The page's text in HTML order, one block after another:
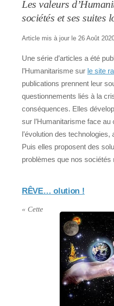
Les valeurs
sociétés et ses suites
Article mis à jour le 26 Août
Une série d’articles a été
l’Humanitarisme sur le site
publications prennent leur
questionnements liés à la
conséquences. Elles
sur l’Humanitarisme face
l’évolution des
Puis elles proposent des
problèmes que nos sociétés
RÊVE… olution !
« Cette